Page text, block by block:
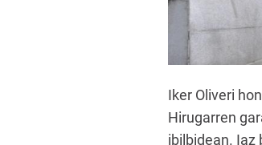
Iker Oliveri
Hirugarren
ibilbidean. Iaz